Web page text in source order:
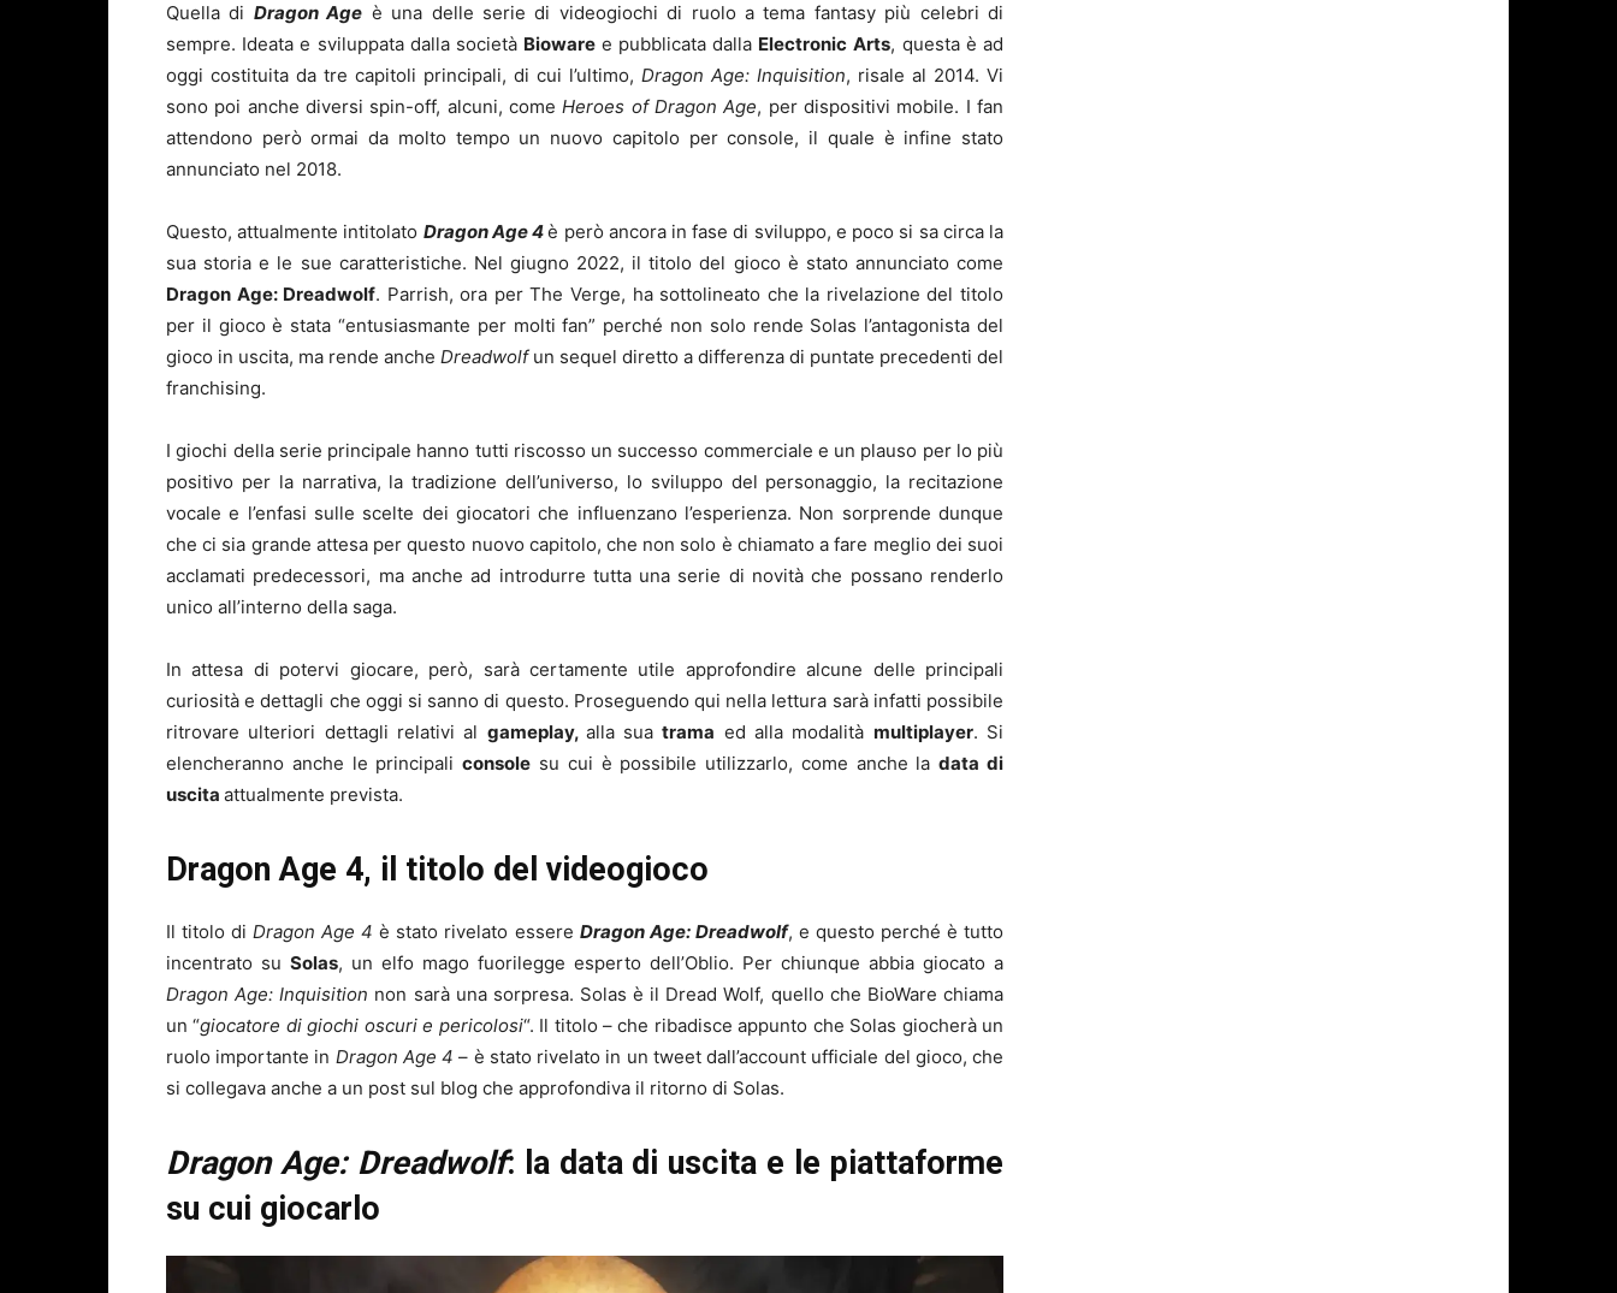
Quella di Dragon Age è una delle serie di videogiochi di ruolo a tema fantasy più celebri di
sempre. Ideata e sviluppata dalla società Bioware e pubblicata dalla Electronic Arts, questa è ad
oggi costituita da tre capitoli principali, di cui l’ultimo, Dragon Age: Inquisition, risale al 2014. Vi
sono poi anche diversi spin-off, alcuni, comeHeroes of Dragon Age, per dispositivi mobile. I fan
attendono però ormai da molto tempo un nuovo capitolo per console, il quale è infine stato
annunciato nel 2018.
Questo, attualmente intitolato Dragon Age 4è però ancora in fase di sviluppo, e poco si sa circa la
sua storia e le sue caratteristiche. Nel giugno 2022, il titolo del gioco è stato annunciato come
Dragon Age: Dreadwolf. Parrish, ora per The Verge, ha sottolineato che la rivelazione del titolo
per il gioco è stata “entusiasmante per molti fan” perché non solo rende Solas l’antagonista del
gioco in uscita, ma rende anche Dreadwolfun sequel diretto a differenza di puntate precedenti del
franchising.
I giochi della serie principale hanno tutti riscosso un successo commerciale e un plauso per lo più
positivo per la narrativa, la tradizione dell’universo, lo sviluppo del personaggio, la recitazione
vocale e l’enfasi sulle scelte dei giocatori che influenzano l’esperienza. Non sorprende dunque
che ci sia grande attesa per questo nuovo capitolo, che non solo è chiamato a fare meglio dei suoi
acclamati predecessori, ma anche ad introdurre tutta una serie di novità che possano renderlo
unico all’interno della saga.
In attesa di potervi giocare, però, sarà certamente utile approfondire alcune delle principali
curiosità e dettagli che oggi si sanno di questo. Proseguendo qui nella lettura sarà infatti possibile
ritrovare ulteriori dettagli relativi al gameplay, alla suatrama ed alla modalità multiplayer. Si
elencheranno anche le principaliconsole su cui è possibile utilizzarlo, come anche ladata di
uscita attualmente prevista.
Dragon Age 4, il titolo del videogioco
Il titolo di Dragon Age 4 è stato rivelato essere Dragon Age: Dreadwolf, e questo perché è tutto
incentrato su Solas, un elfo mago fuorilegge esperto dell’Oblio. Per chiunque abbia giocato a
Dragon Age: Inquisition non sarà una sorpresa. Solas è il Dread Wolf, quello che BioWare chiama
un “giocatore di giochi oscuri e pericolosi“. Il titolo – che ribadisce appunto che Solas giocherà un
ruolo importante in Dragon Age 4 – è stato rivelato in un tweet dall’account ufficiale del gioco, che
si collegava anche a un post sul blog che approfondiva il ritorno di Solas.
Dragon Age: Dreadwolf: la data di uscita e le piattaforme
su cui giocarlo